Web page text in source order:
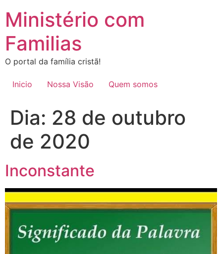
para
conteúdo
Ministério com
Familias
O portal da família cristã!
Inicio Nossa Visão Quem somos
Dia: 28 de outubro
de 2020
Inconstante